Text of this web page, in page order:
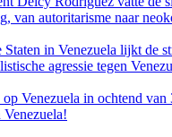
van autoritarisme naar
in Venezuela lijkt
agressie tegen
Venezuela in ochtend
Venezuela!